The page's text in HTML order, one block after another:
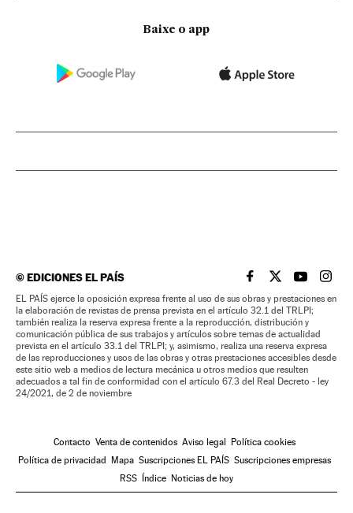
Baixe o app
©EDICIONES EL PAÍS EL PAÍS BRASIL EN
EL PAÍSEL PAÍS
EL
EL PAÍS ejerce la oposición expresa frente al uso de sus obras y prestaciones en
la elaboración de revistas de prensa prevista en el artículo 32.1 del TRLPI;
también realiza la reserva expresa frente a la reproducción, distribución y
comunicación pública de sus trabajos y artículos sobre temas de actualidad
prevista en el artículo 33.1 del TRLPI; y, asimismo, realiza una reserva expresa
de las reproducciones y usos de las obras y otras prestaciones accesibles desde
este sitio web a medios de lectura mecánica u otros medios que resulten
adecuados a tal fin de conformidad con el artículo 67.3 del Real Decreto - ley
24/2021, de 2 de noviembre
Contacto Venta de contenidos Aviso legal Política cookies
Política de privacidad Mapa Suscripciones EL PAÍS Suscripciones empresas
RSS Índice Noticias de hoy